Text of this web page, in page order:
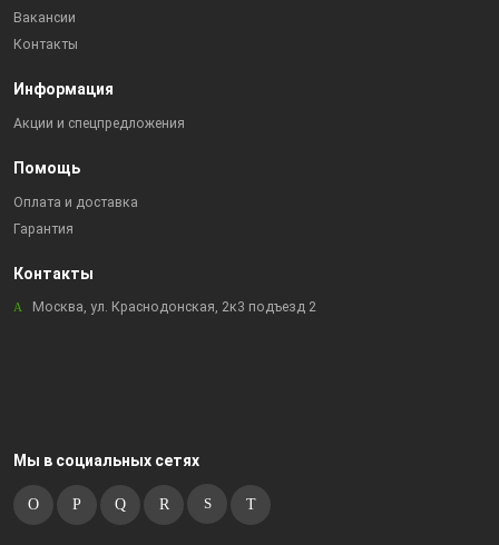
Вакансии
Контакты
Информация
Акции и спецпредложения
Помощь
Оплата и доставка
Гарантия
Контакты
Москва, ул. Краснодонская, 2к3 подъезд 2
Мы в социальных сетях